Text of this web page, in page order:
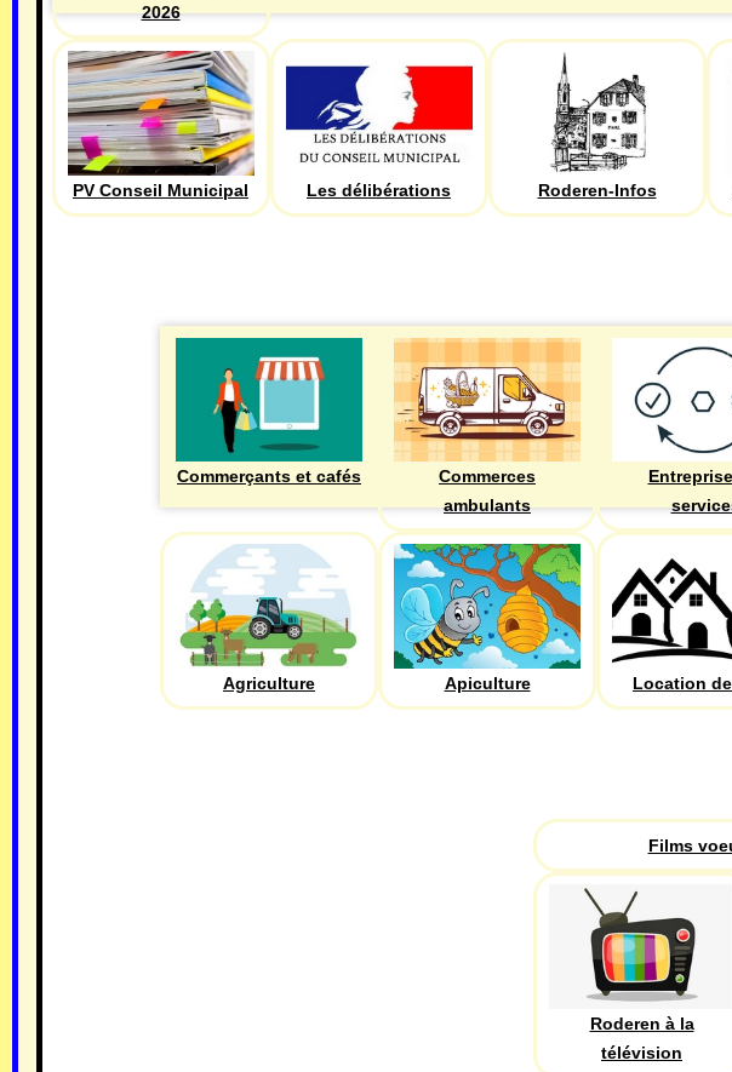
2026
PV Conseil Municipal Les délibérations Roderen-Infos
Commerçants et cafés
Commerces
ambulants
Agriculture Apiculture Location
Films
Roderen à la
télévision